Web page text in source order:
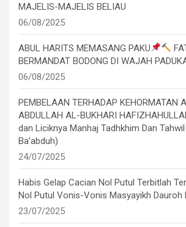
MAJELIS-MAJELIS BELIAU
06/08/2025
ABUL HARITS MEMASANG PAKU
BERMANDAT BODONG DI WAJAH
06/08/2025
PEMBELAAN TERHADAP KEHORMATAN
ABDULLAH AL-BUKHARI
dan Liciknya Manhaj Tadhkhim Dan
Ba’abduh)
24/07/2025
Habis Gelap Cacian Nol Putul Terbitlah
Nol Putul Vonis-Vonis Masyayikh Dauroh
23/07/2025